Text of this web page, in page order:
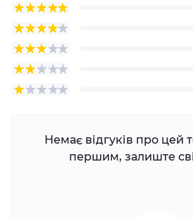
Немає відгуків про цей
першим, залиште